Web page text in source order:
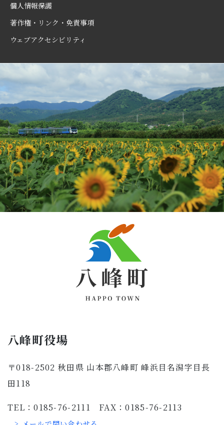
個人情報保護
著作権・リンク・免責事項
ウェブアクセシビリティ
八峰町役場
〒018-2502 秋田県 山本郡八峰町 峰浜目名潟字目長
田118
TEL：0185-76-2111 FAX：0185-76-2113